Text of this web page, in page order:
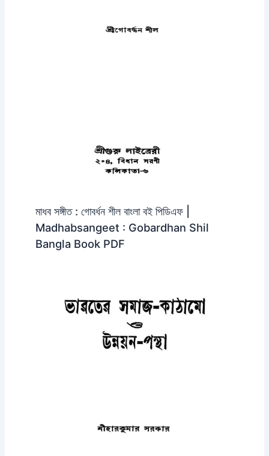
মাধব সঙ্গীত : গোবর্ধন শীল বাংলা বই পিডিএফ |
Madhabsangeet : Gobardhan Shil
Bangla Book PDF